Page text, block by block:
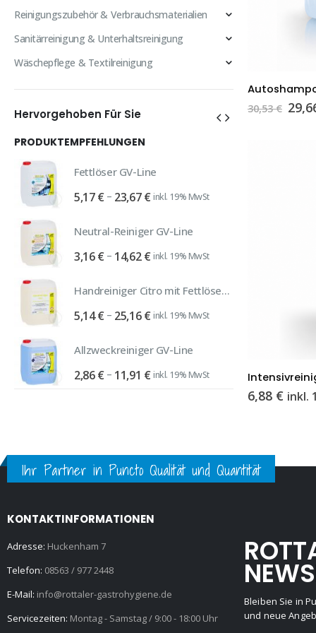
30,53€
Preis
6,88 € inkl.
Reinigungszubehör & Verbrauchsmaterialien
Sanitärreinigung & Unterhaltsreinigung
Wäschepflege & Textilreinigung
Hervorgehoben Für Sie
PRODUKTEMPFEHLUNGEN
Fettlöser GV-Line
5,17€ – 23,67€Preisspanne:
bis
inkl. 19% MwSt
Neutral-Reiniger GV-Line
3,16€ – 14,62€Preisspanne:
bis
inkl. 19% MwSt
Handreiniger Citro mit Fettlösekraft
5,14€ – 25,16€Preisspanne:
bis
inkl. 19% MwSt
Allzweckreiniger GV-Line
2,86€ – 11,91 €Preisspanne:
inkl. 19% MwSt
Ihr Partner in Puncto Qualität und Quantität
KONTAKTINFORMATIONEN
Adresse: Huckenham 7
Telefon: 08563 / 977 2448
E-Mail: info@rottaler-gastrohygiene.de
Servicezeiten: Montag - Samstag / 9:00 - 18:00 Uhr
Bleiben Sie in
und neue